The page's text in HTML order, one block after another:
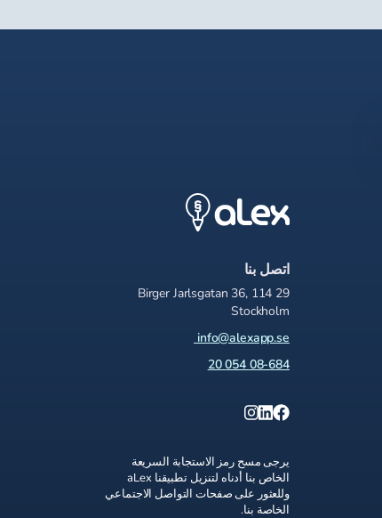
اتصل بنا
Birger Jarlsgatan 36, 114 29
Stockholm
info@alexapp.se
08-684 054 20
يرجى مسح رمز الاستجابة السريعة
الخاص بنا أدناه لتنزيل تطبيقنا aLex
وللعثور على صفحات التواصل الاجتماعي
الخاصة بنا.